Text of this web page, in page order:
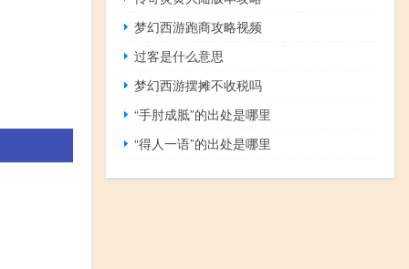
梦幻西游跑商攻略视频
过客是什么意思
梦幻西游摆摊不收税吗
“手肘成胝”的出处是哪里
“得人一语”的出处是哪里